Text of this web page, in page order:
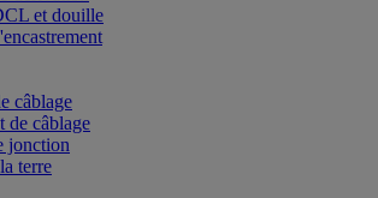
et douille
câblage
de câblage
jonction
terre